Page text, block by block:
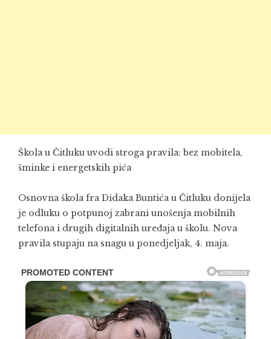
Škola u Čitluku uvodi stroga pravila: bez mobitela,
šminke i energetskih pića
Osnovna škola fra Didaka Buntića u Čitluku donijela
je odluku o potpunoj zabrani unošenja mobilnih
telefona i drugih digitalnih uređaja u školu. Nova
pravila stupaju na snagu u ponedjeljak, 4. maja.